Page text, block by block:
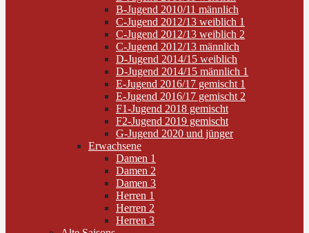
B-Jugend 2010/11 männlich
C-Jugend 2012/13 weiblich 1
C-Jugend 2012/13 weiblich 2
C-Jugend 2012/13 männlich
D-Jugend 2014/15 weiblich
D-Jugend 2014/15 männlich 1
E-Jugend 2016/17 gemischt 1
E-Jugend 2016/17 gemischt 2
F1-Jugend 2018 gemischt
F2-Jugend 2019 gemischt
G-Jugend 2020 und jünger
Erwachsene
Damen 1
Damen 2
Damen 3
Herren 1
Herren 2
Herren 3